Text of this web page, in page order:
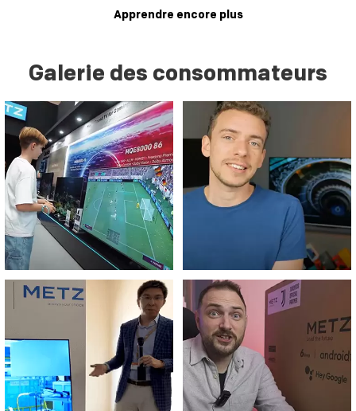
Apprendre encore plus
Galerie des consommateurs